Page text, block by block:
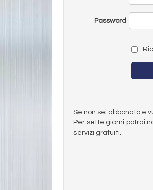
Password
Se non sei abbonato e
Per sette giorni potrai
servizi gratuiti.